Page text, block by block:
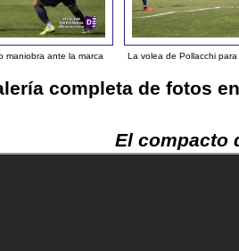
maniobra ante la marca La volea de Pollacchi
completa de fotos
El compacto